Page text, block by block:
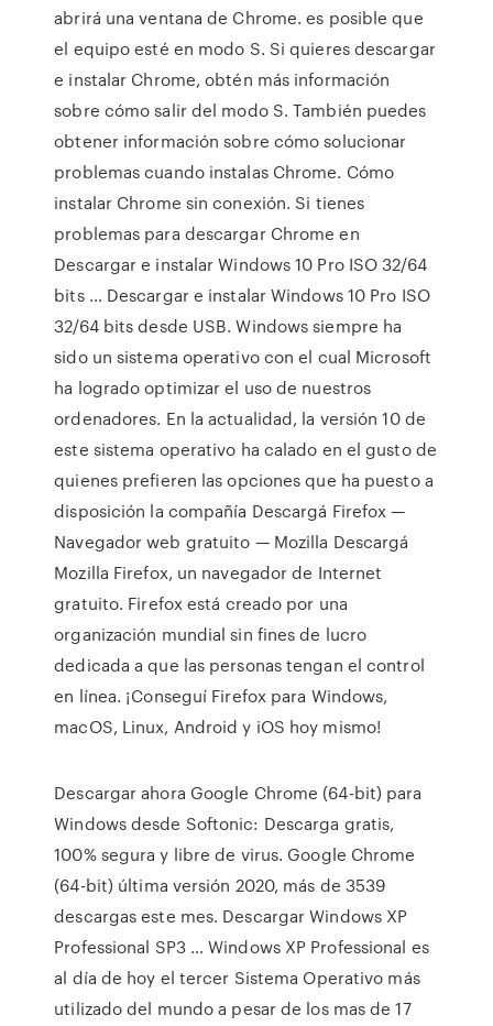
abrirá una ventana de Chrome. es posible que
el equipo esté en modo S. Si quieres descargar
e instalar Chrome, obtén más información
sobre cómo salir del modo S. También puedes
obtener información sobre cómo solucionar
problemas cuando instalas Chrome. Cómo
instalar Chrome sin conexión. Si tienes
problemas para descargar Chrome en
Descargar e instalar Windows 10 Pro ISO 32/64
bits … Descargar e instalar Windows 10 Pro ISO
32/64 bits desde USB. Windows siempre ha
sido un sistema operativo con el cual Microsoft
ha logrado optimizar el uso de nuestros
ordenadores. En la actualidad, la versión 10 de
este sistema operativo ha calado en el gusto de
quienes prefieren las opciones que ha puesto a
disposición la compañía Descargá Firefox —
Navegador web gratuito — Mozilla Descargá
Mozilla Firefox, un navegador de Internet
gratuito. Firefox está creado por una
organización mundial sin fines de lucro
dedicada a que las personas tengan el control
en línea. ¡Conseguí Firefox para Windows,
macOS, Linux, Android y iOS hoy mismo!
Descargar ahora Google Chrome (64-bit) para
Windows desde Softonic: Descarga gratis,
100% segura y libre de virus. Google Chrome
(64-bit) última versión 2020, más de 3539
descargas este mes. Descargar Windows XP
Professional SP3 … Windows XP Professional es
al día de hoy el tercer Sistema Operativo más
utilizado del mundo a pesar de los mas de 17